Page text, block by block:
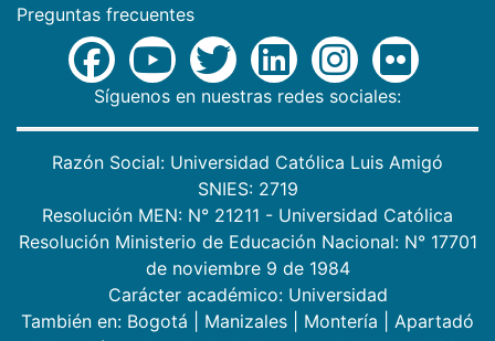
Preguntas frecuentes
Síguenos en nuestras redes sociales:
Razón Social: Universidad Católica Luis Amigó
SNIES: 2719
Resolución MEN: N° 21211 - Universidad Católica
Resolución Ministerio de Educación Nacional: N° 17701
de noviembre 9 de 1984
Carácter académico: Universidad
También en: Bogotá Manizales Montería
Apartadó